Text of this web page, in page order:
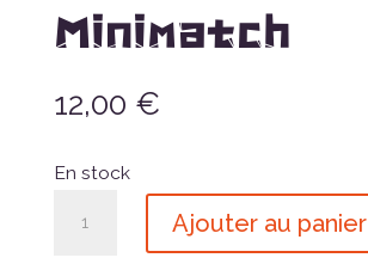
Minimatch
12,00 €
En stock
Ajouter au panier